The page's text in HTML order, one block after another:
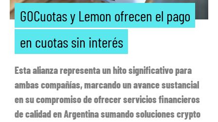
GOCuotas y Lemon ofrecen el pago
en cuotas sin interés
Esta alianza representa un hito significativo para
ambas compañías, marcando un avance sustancial
en su compromiso de ofrecer servicios financieros
de calidad en Argentina sumando soluciones crypto